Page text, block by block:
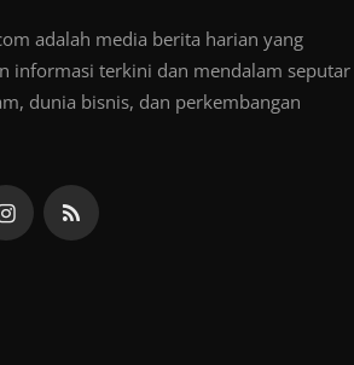
adalah media berita harian yang
informasi terkini dan mendalam seputar
dunia bisnis, dan perkembangan